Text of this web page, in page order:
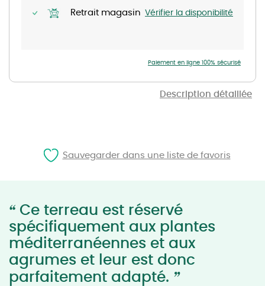
Description détaillée
Retrait magasin Vérifier la disponibilité
Paiement en ligne 100% sécurisé
“ Ce terreau est réservé
spécifiquement aux plantes
méditerranéennes et aux
agrumes et leur est donc
parfaitement adapté. ”
Sauvegarder dans une liste de favoris